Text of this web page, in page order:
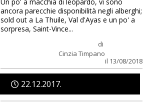
di
Cinzia Timpano
il 13/08/2018
ancora parecchie disponibilità negli alberghi;
sold out a La Thuile, Val d'Ayas e un po' a
sorpresa, Saint-Vince...
22 12 2017